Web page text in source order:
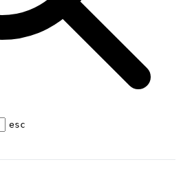
esc